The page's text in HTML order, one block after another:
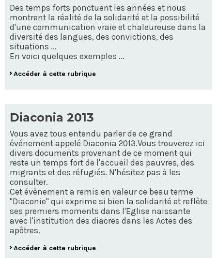
Des temps forts ponctuent les années et nous
montrent la réalité de la solidarité et la possibilité
d'une communication vraie et chaleureuse dans la
diversité des langues, des convictions, des
situations ...
En voici quelques exemples ...
Accéder à cette rubrique
Diaconia 2013
Vous avez tous entendu parler de ce grand
événement appelé Diaconia 2013.Vous trouverez ici
divers documents provenant de ce moment qui
reste un temps fort de l'accueil des pauvres, des
migrants et des réfugiés. N'hésitez pas à les
consulter.
Cet évènement a remis en valeur ce beau terme
"Diaconie" qui exprime si bien la solidarité et reflète
ses premiers moments dans l'Eglise naissante
avec l'institution des diacres dans les Actes des
apôtres.
Accéder à cette rubrique